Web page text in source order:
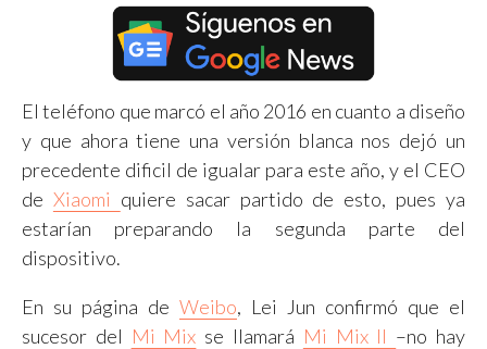
El teléfono que marcó el año 2016 en cuanto a diseño
y que ahora tiene una versión blanca nos dejó un
precedente dificil de igualar para este año, y el CEO
de Xiaomi quiere sacar partido de esto, pues ya
estarían preparando la segunda parte del
dispositivo.
En su página de Weibo, Lei Jun confirmó que el
sucesor del Mi Mix se llamará Mi Mix II –no hay